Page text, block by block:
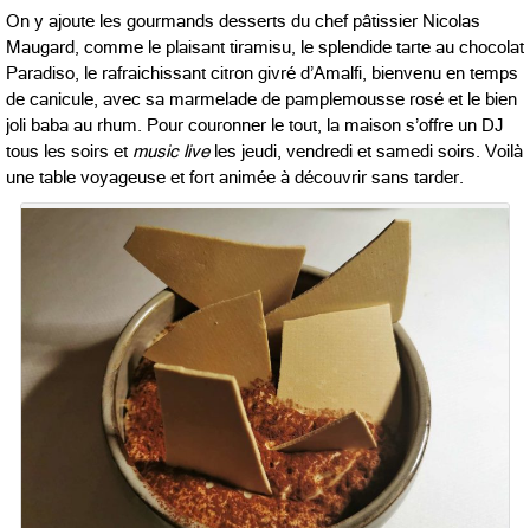
On y ajoute les gourmands desserts du chef pâtissier Nicolas
Maugard, comme le plaisant tiramisu, le splendide tarte au chocolat
Paradiso, le rafraichissant citron givré d’Amalfi, bienvenu en temps
de canicule, avec sa marmelade de pamplemousse rosé et le bien
joli baba au rhum. Pour couronner le tout, la maison s’offre un DJ
tous les soirs et music liveles jeudi, vendredi et samedi soirs. Voilà
une table voyageuse et fort animée à découvrir sans tarder.